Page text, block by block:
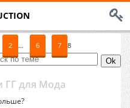
2 … 6 7 8
для Мода